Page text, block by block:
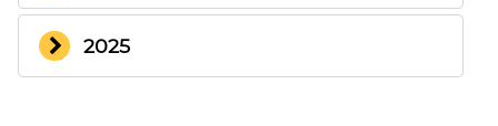
2025